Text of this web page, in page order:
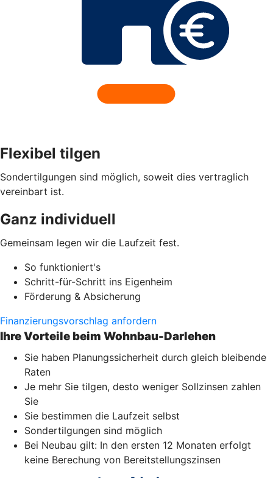
Flexibel tilgen
Sondertilgungen sind möglich, soweit dies vertraglich
vereinbart ist.
Ganz individuell
Gemeinsam legen wir die Laufzeit fest.
So funktioniert's
Schritt-für-Schritt ins Eigenheim
Förderung & Absicherung
Finanzierungsvorschlag anfordern
Ihre Vorteile beim Wohnbau-Darlehen
Sie haben Planungssicherheit durch gleich bleibende
Raten
Je mehr Sie tilgen, desto weniger Sollzinsen zahlen
Sie
Sie bestimmen die Laufzeit selbst
Sondertilgungen sind möglich
Bei Neubau gilt: In den ersten 12 Monaten erfolgt
keine Berechung von Bereitstellungszinsen